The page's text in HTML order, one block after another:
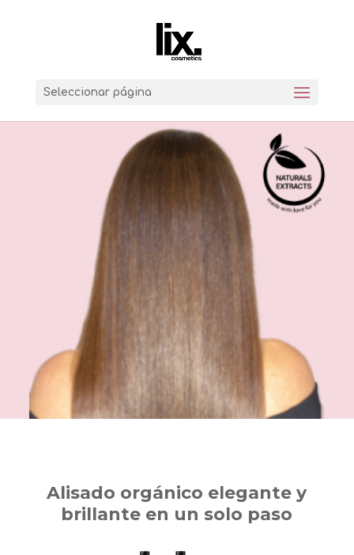
Seleccionar página
Alisado orgánico elegante y
brillante en un solo paso